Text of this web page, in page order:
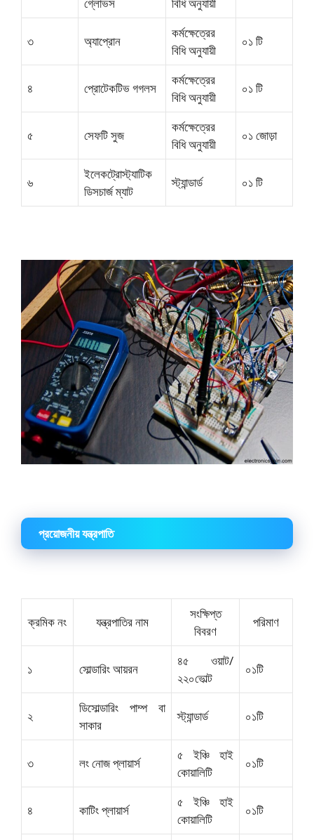
৩ অ্যাপ্রোন
কর্মক্ষেত্রের
বিধি অনুযায়ী
০১ টি
৪ প্রোটেকটিভ গগলস
কর্মক্ষেত্রের
বিধি অনুযায়ী
০১ টি
৫ সেফটি সুজ
কর্মক্ষেত্রের
বিধি অনুযায়ী
০১ জোড়া
৬
ইলেকট্রোস্ট্যাটিক
ডিসচার্জ ম্যাট
স্ট্যান্ডার্ড ০১ টি
প্রয়োজনীয় যন্ত্রপাতি
ক্রমিক নং যন্ত্রপাতির নাম
সংক্ষিপ্ত
বিবরণ
পরিমাণ
১ সোল্ডারিং আয়রন
৪৫ ওয়াট/
২২০ভোল্ট
০১টি
২
ডিসোল্ডারিং পাম্প বা
সাকার
স্ট্যান্ডার্ড ০১টি
৩ লং নোজ প্লায়ার্স
৫ ইঞ্চি হাই
কোয়ালিটি
০১টি
৪ কাটিং প্লায়ার্স
৫ ইঞ্চি হাই
কোয়ালিটি
০১টি